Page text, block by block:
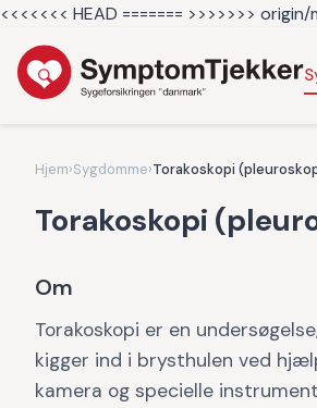
<<<<<<< HEAD ======= >>>>>>> origin/
Hjem›Sygdomme›Torakoskopi
Torakoskopi
Om
Torakoskopi er en
kigger ind i brysthulen ved
kamera og specielle